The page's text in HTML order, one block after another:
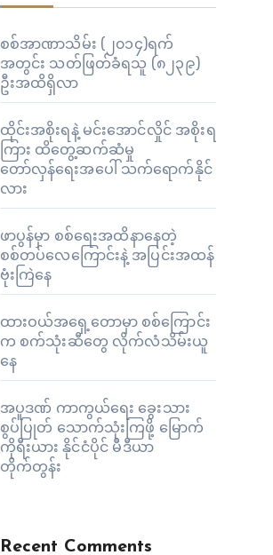
စစ်အာဏာသိမ်း (၂၀၁၄)ရက်
အတွင်း သတ်ဖြတ်ခံရသူ (၈၂၃၉)
ဦးအထိရှိလာ
ထိုင်းအစိုးရနဲ့ မင်းအောင်လှိုင် အစိုးရ
ကြား ထိတွေ့ဆက်ဆံမှု
တော်လှန်ရေးအပေါ် သက်ရောက်နိုင်
လား
ဖာပွန်မှာ စစ်ရေးအထိနာနေတဲ့
စစ်တပ်လေကြောင်းနဲ့ အပြင်းအထန်
ဗုံးကြဲနေ
ထားဝယ်အရှေ့တောမှာ စစ်ကြောင်း
က စက်သုံးဆီတွေ လိုက်လံသိမ်းယူ
နေ
အပူဒဏ် ကာကွယ်ရေး ခွေးသား
စွပ်ပြုတ် သောက်သုံးကြဖို့ မြောက်
ကိုရီးယား နိုင်ငံပိုင် မီဒီယာ
တိုက်တွန်း
Recent Comments